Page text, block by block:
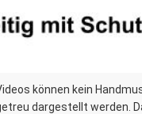
können kein
dargestellt werden.